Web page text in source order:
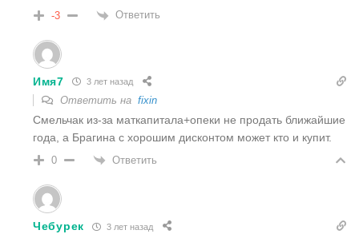
-3 Ответить
Имя7 3 лет назад
Ответить на fixin
Смельчак из-за маткапитала+опеки не продать ближайшие
года, а Брагина с хорошим дисконтом может кто и купит.
0 Ответить
Чебурек 3 лет назад